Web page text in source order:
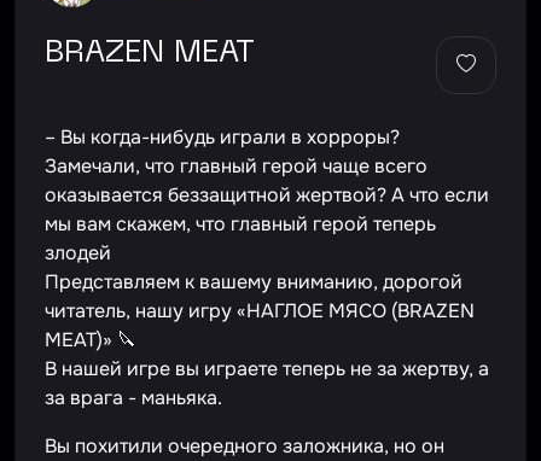
BRAZEN MEAT
– Вы когда-нибудь играли в хорроры?
Замечали, что главный герой чаще всего
оказывается беззащитной жертвой? А что если
мы вам скажем, что главный герой теперь
злодей
Представляем к вашему вниманию, дорогой
читатель, нашу игру «НАГЛОЕ МЯСО (BRAZEN
MEAT)» 🔪
В нашей игре вы играете теперь не за жертву, а
за врага - маньяка.
Вы похитили очередного заложника, но он